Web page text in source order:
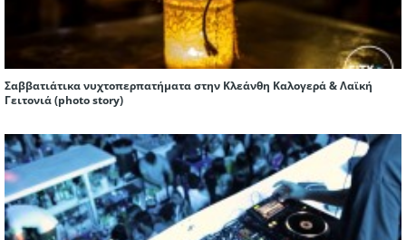
Σαββατιάτικα νυχτοπερπατήματα στην Κλεάνθη Καλογερά & Λαϊκή
Γειτονιά (photo story)